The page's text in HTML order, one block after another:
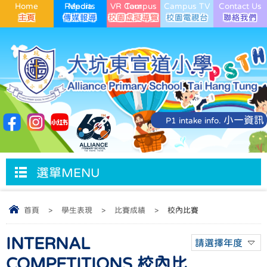
Home Media Reports VR Campus Tour Campus TV Contact Us
P1 intake info. 小一資訊
選單MENU
首頁 > 學生表現 > 比賽成績 > 校內比賽
請選擇年度
INTERNAL